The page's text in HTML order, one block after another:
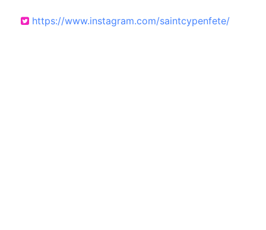
https://www.instagram.com/saintcypenfete/